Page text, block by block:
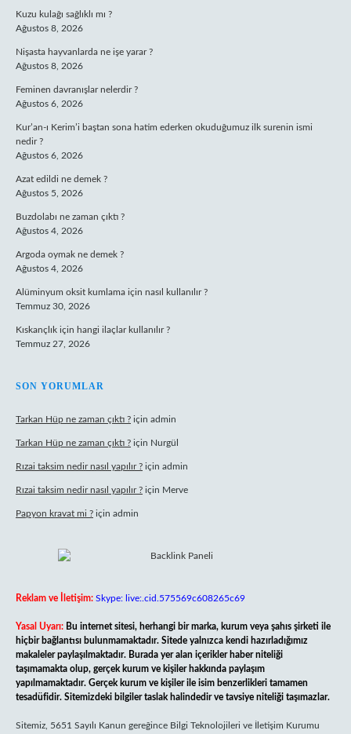
Kuzu kulağı sağlıklı mı ?
Ağustos 8, 2026
Nişasta hayvanlarda ne işe yarar ?
Ağustos 8, 2026
Feminen davranışlar nelerdir ?
Ağustos 6, 2026
Kur’an-ı Kerim’i baştan sona hatim ederken okuduğumuz ilk surenin ismi
nedir ?
Ağustos 6, 2026
Azat edildi ne demek ?
Ağustos 5, 2026
Buzdolabı ne zaman çıktı ?
Ağustos 4, 2026
Argoda oymak ne demek ?
Ağustos 4, 2026
Alüminyum oksit kumlama için nasıl kullanılır ?
Temmuz 30, 2026
Kıskançlık için hangi ilaçlar kullanılır ?
Temmuz 27, 2026
SON YORUMLAR
Tarkan Hüp ne zaman çıktı ? için admin
Tarkan Hüp ne zaman çıktı ? için Nurgül
Rızai taksim nedir nasıl yapılır ? için admin
Rızai taksim nedir nasıl yapılır ? için Merve
Papyon kravat mi ? için admin
Reklam ve İletişim: Skype: live:.cid.575569c608265c69
Yasal Uyarı: Bu internet sitesi, herhangi bir marka, kurum veya şahıs şirketi ile
hiçbir bağlantısı bulunmamaktadır. Sitede yalnızca kendi hazırladığımız
makaleler paylaşılmaktadır. Burada yer alan içerikler haber niteliği
taşımamakta olup, gerçek kurum ve kişiler hakkında paylaşım
yapılmamaktadır. Gerçek kurum ve kişiler ile isim benzerlikleri tamamen
tesadüfidir. Sitemizdeki bilgiler taslak halindedir ve tavsiye niteliği taşımazlar.
Sitemiz, 5651 Sayılı Kanun gereğince Bilgi Teknolojileri ve İletişim Kurumu